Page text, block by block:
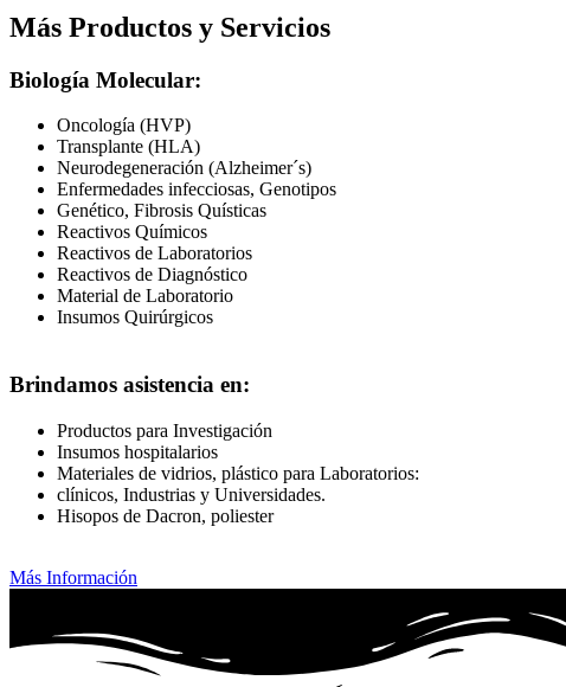
Más Productos y Servicios
Biología Molecular:
Oncología (HVP)
Transplante (HLA)
Neurodegeneración (Alzheimer´s)
Enfermedades infecciosas, Genotipos
Genético, Fibrosis Quísticas
Reactivos Químicos
Reactivos de Laboratorios
Reactivos de Diagnóstico
Material de Laboratorio
Insumos Quirúrgicos
Brindamos asistencia en:
Productos para Investigación
Insumos hospitalarios
Materiales de vidrios, plástico para Laboratorios:
clínicos, Industrias y Universidades.
Hisopos de Dacron, poliester
Más Información